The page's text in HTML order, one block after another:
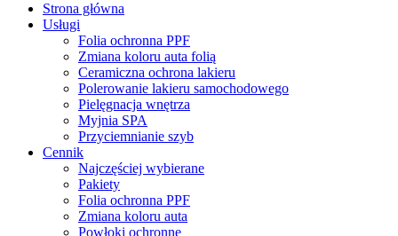
Strona główna
Usługi
Folia ochronna PPF
Zmiana koloru auta folią
Ceramiczna ochrona lakieru
Polerowanie lakieru samochodowego
Pielęgnacja wnętrza
Myjnia SPA
Przyciemnianie szyb
Cennik
Najczęściej wybierane
Pakiety
Folia ochronna PPF
Zmiana koloru auta
Powłoki ochronne